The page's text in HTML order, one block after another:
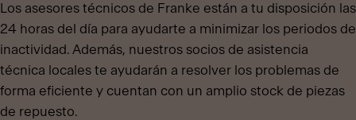
Los asesores técnicos de Franke están a tu disposición las
24 horas del día para ayudarte a minimizar los periodos de
inactividad. Además, nuestros socios de asistencia
técnica locales te ayudarán a resolver los problemas de
forma eficiente y cuentan con un amplio stock de piezas
de repuesto.